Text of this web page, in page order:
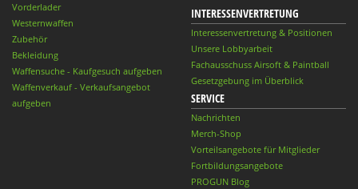
Vorderlader
Westernwaffen
Zubehör
Bekleidung
Waffensuche - Kaufgesuch aufgeben
Waffenverkauf - Verkaufsangebot
aufgeben
INTERESSENVERTRETUNG
Interessenvertretung & Positionen
Unsere Lobbyarbeit
Fachausschuss Airsoft & Paintball
Gesetzgebung im Überblick
SERVICE
Nachrichten
Merch-Shop
Vorteilsangebote für Mitglieder
Fortbildungsangebote
PROGUN Blog